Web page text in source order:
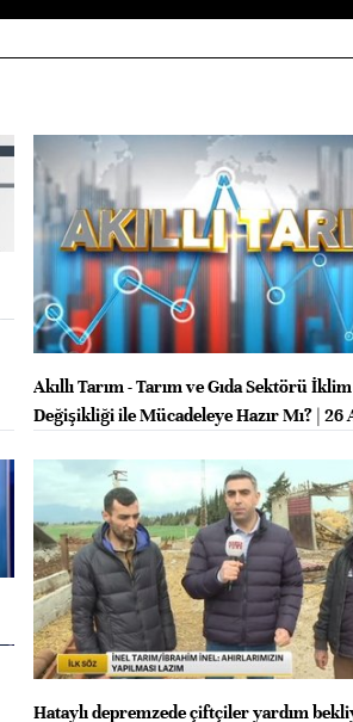
Akıllı Tarım - Tarım ve Gıda Sektörü İklim
Değişikliği ile Mücadeleye Hazır Mı? | 26
Hataylı depremzede çiftçiler yardım